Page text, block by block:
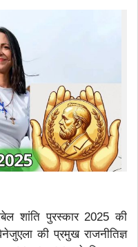
शांति पुरस्कार 2025 की
की प्रमुख राजनीतिज्ञ